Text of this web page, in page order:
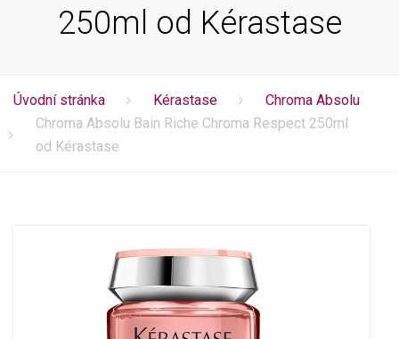
250ml od Kérastase
Úvodní stránka Kérastase
Chroma Absolu
Chroma Absolu Bain Riche Chroma Respect 250ml
od Kérastase